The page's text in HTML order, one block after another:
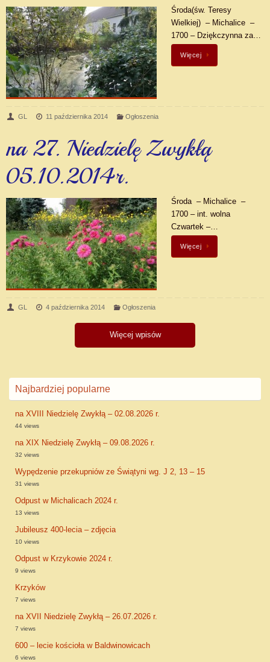
Środa(św. Teresy
Wielkiej) – Michalice –
1700 – Dziękczynna za…
Więcej
GL 11 października 2014 Ogłoszenia
na 27. Niedzielę Zwykłą
05.10.2014r.
Środa – Michalice –
1700 – int. wolna
Czwartek –…
Więcej
GL 4 października 2014 Ogłoszenia
Więcej wpisów
Najbardziej popularne
na XVIII Niedzielę Zwykłą – 02.08.2026 r.
44 views
na XIX Niedzielę Zwykłą – 09.08.2026 r.
32 views
Wypędzenie przekupniów ze Świątyni wg. J 2, 13 – 15
31 views
Odpust w Michalicach 2024 r.
13 views
Jubileusz 400-lecia – zdjęcia
10 views
Odpust w Krzykowie 2024 r.
9 views
Krzyków
7 views
na XVII Niedzielę Zwykłą – 26.07.2026 r.
7 views
600 – lecie kościoła w Baldwinowicach
6 views